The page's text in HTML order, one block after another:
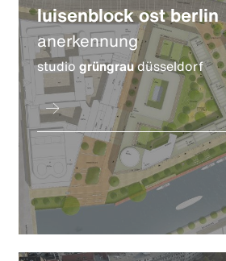
luisenblock ost berlin
anerkennung
studiogrüngraudüsseldorf